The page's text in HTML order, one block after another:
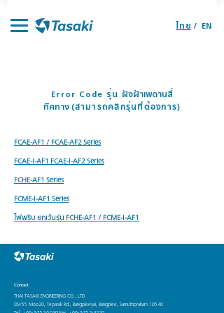
ไทย / EN
Error Code รุ่น ฝังฝ้าเพดานสี่
ทิศทาง(สามารถคลิกรุ่นที่ต้องการ)
FCAE-AF1 / FCAE-AF2 Series
FCAE-I-AF1 FCAE-I-AF2 Series
FCHE-AF1 Series
FCME-I-AF1 Series
ไฟพริบ ยกเว้นรุ่น FCHE-AF1 / FCME-I-AF1
Contact
THAI TASAKI ENGINEERING CO., LTD.
89/55 Moo20, Teparak Rd., Bangpleeyai, Bangplee, Samuthprakarn 10540